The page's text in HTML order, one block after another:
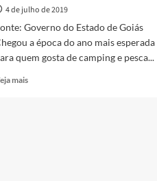
4 de julho de 2019
Governo do Estado de Goiás
a época do ano mais esperada
quem gosta de camping e pesca...
maisRead